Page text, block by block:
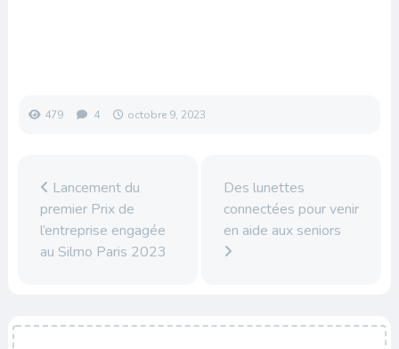
479 4 octobre 9, 2023
Lancement du
premier Prix de
l’entreprise engagée
au Silmo Paris 2023
Des lunettes
connectées pour venir
en aide aux seniors